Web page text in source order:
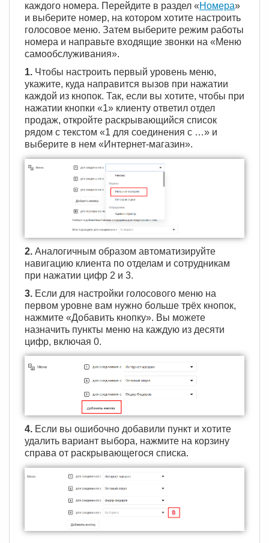
каждого номера. Перейдите в раздел «Номера»
и выберите номер, на котором хотите настроить
голосовое меню. Затем выберите режим работы
номера и направьте входящие звонки на «Меню
самообслуживания».
1. Чтобы настроить первый уровень меню,
укажите, куда направится вызов при нажатии
каждой из кнопок. Так, если вы хотите, чтобы при
нажатии кнопки «1» клиенту ответил отдел
продаж, откройте раскрывающийся список
рядом с текстом «1 для соединения с …» и
выберите в нем «Интернет-магазин».
2. Аналогичным образом автоматизируйте
навигацию клиента по отделам и сотрудникам
при нажатии цифр 2 и 3.
3. Если для настройки голосового меню на
первом уровне вам нужно больше трёх кнопок,
нажмите «Добавить кнопку». Вы можете
назначить пункты меню на каждую из десяти
цифр, включая 0.
4. Если вы ошибочно добавили пункт и хотите
удалить вариант выбора, нажмите на корзину
справа от раскрывающегося списка.